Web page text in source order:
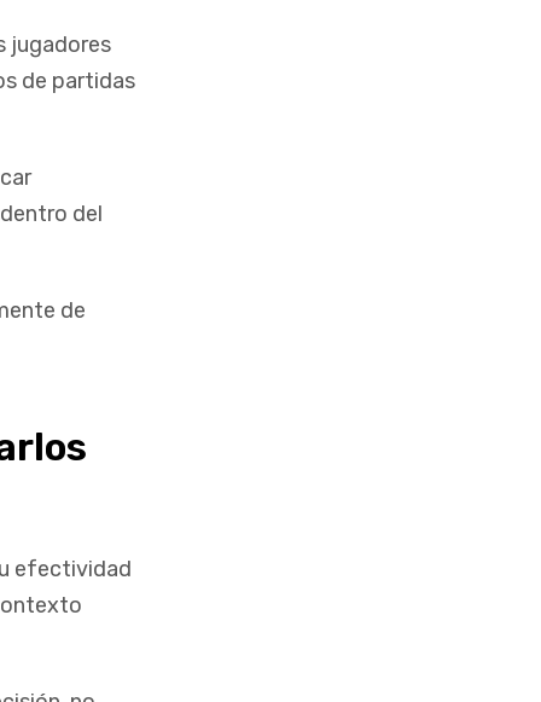
jugadores
de partidas
del
de
efectividad